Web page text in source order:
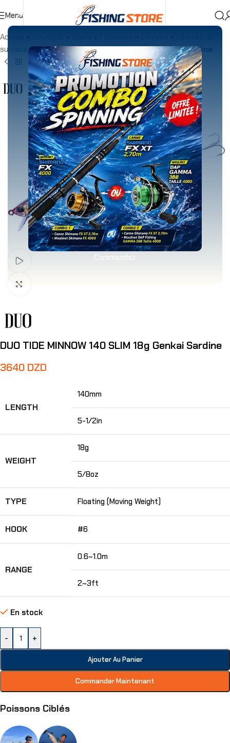
Commandez
Menu
Accueil
surface
»DUO TIDE MINNOW 140 SLIM 18g Genkai Sardine
DUO TIDE MINNOW 140 SLIM 18g Genkai Sardine
3640 DZD
LENGTH
140mm
5-1/2in
WEIGHT
18g
5/8oz
TYPE Floating (Moving Weight)
HOOK #6
RANGE
0.6~1.0m
2~3ft
En stock
- +
Ajouter Au Panier
Commander Maintenant
Poissons Ciblés